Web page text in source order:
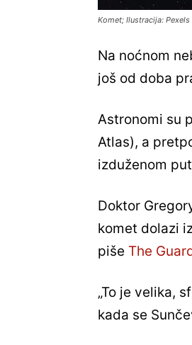
Komet; Ilustracija: Pexels
Na noćnom
još od doba
Astronomi su
Atlas), a
izduženom
Doktor
komet dolazi
piše The
„To je velika,
kada se